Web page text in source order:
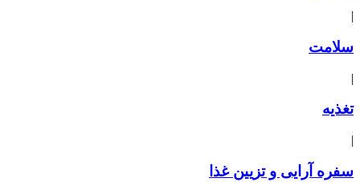
|
سلامت
|
تغذیه
|
سفره آرایی و تزیین غذا